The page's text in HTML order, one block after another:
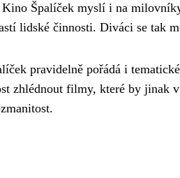
Špalíček myslí i na
lidské činnosti. Diváci se tak
pravidelně pořádá i
zhlédnout filmy, které by jinak